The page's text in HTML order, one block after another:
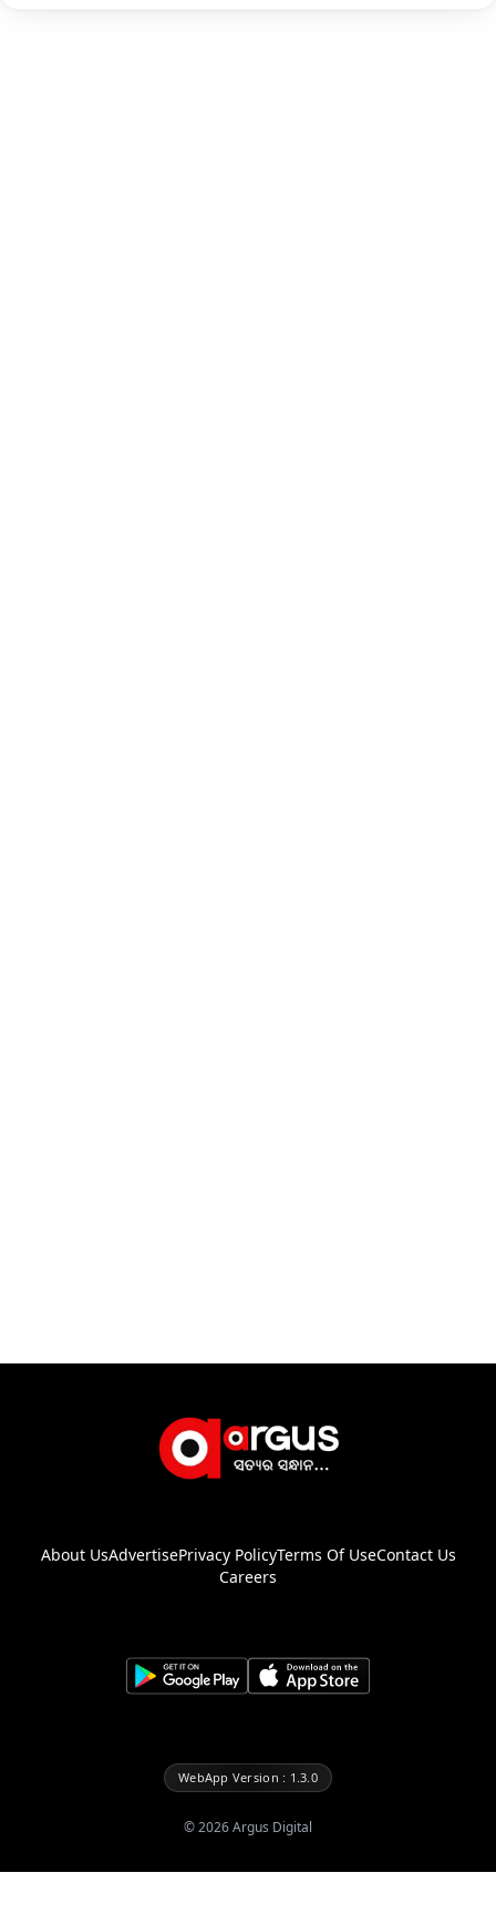
About UsAdvertisePrivacy PolicyTerms Of UseContact Us
Careers
WebApp Version : 1.3.0
©2026Argus Digital